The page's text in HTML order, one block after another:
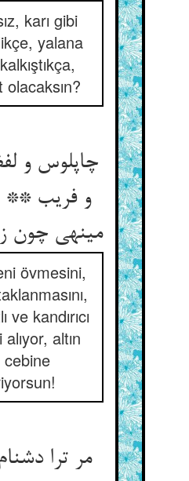
karı gibi
yalana
olacaksın?
چاپلوس و
و فریب **
می‏نهی چون
övmesini,
ve kandırıcı
altın
cebine
مر ترا